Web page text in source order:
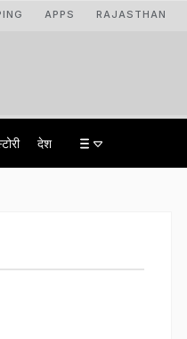
APPS RAJASTHAN
देश